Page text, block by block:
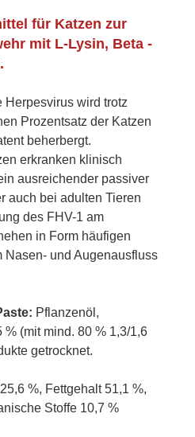
für Katzen zur
mit L-Lysin, Beta -
Herpesvirus wird trotz
Prozentsatz der Katzen
beherbergt.
erkranken klinisch
ausreichender passiver
auch bei adulten Tieren
des FHV-1 am
in Form häufigen
Nasen- und Augenausfluss
Pflanzenöl,
(mit mind. 80 % 1,3/1,6
getrocknet.
%, Fettgehalt 51,1 %,
Stoffe 10,7 %